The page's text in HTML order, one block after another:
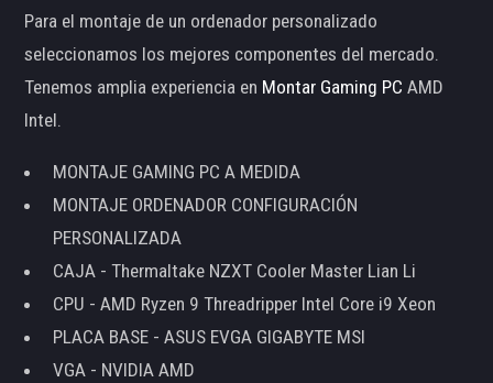
Para el montaje de un ordenador personalizado
seleccionamos los mejores componentes del mercado.
Tenemos amplia experiencia en Montar Gaming PC AMD
Intel.
MONTAJE GAMING PC A MEDIDA
MONTAJE ORDENADOR CONFIGURACIÓN
PERSONALIZADA
CAJA - Thermaltake NZXT Cooler Master Lian Li
CPU - AMD Ryzen 9 Threadripper Intel Core i9 Xeon
PLACA BASE - ASUS EVGA GIGABYTE MSI
VGA - NVIDIA AMD